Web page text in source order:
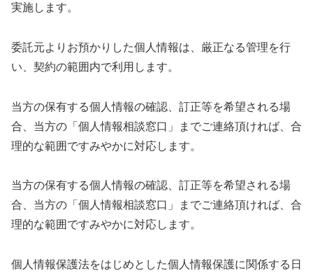
実施します。
委託元よりお預かりした個人情報は、厳正なる管理を行
い、契約の範囲内で利用します。
当方の保有する個人情報の確認、訂正等を希望される場
合、当方の「個人情報相談窓口」までご連絡頂ければ、合
理的な範囲ですみやかに対応します。
当方の保有する個人情報の確認、訂正等を希望される場
合、当方の「個人情報相談窓口」までご連絡頂ければ、合
理的な範囲ですみやかに対応します。
個人情報保護法をはじめとした個人情報保護に関係する日